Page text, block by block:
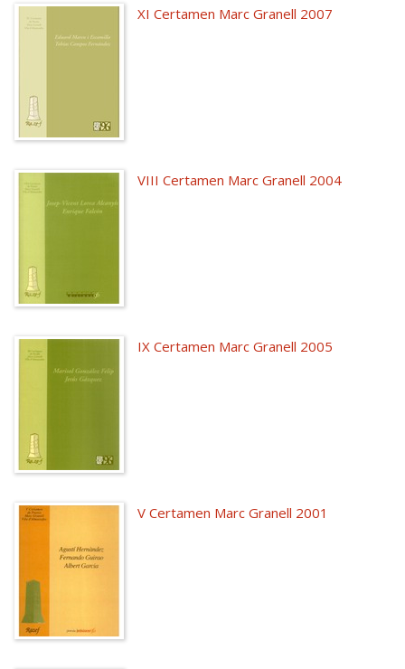
XI Certamen Marc Granell 2007
VIII Certamen Marc Granell 2004
IX Certamen Marc Granell 2005
V Certamen Marc Granell 2001